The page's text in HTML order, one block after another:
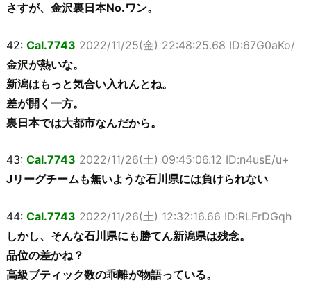
さすが、金沢裏日本No.ワン。
42: Cal.7743 2022/11/25(金) 22:48:25.68 ID:67G0aKo/
金沢が熱いな。
新潟はもっと気合い入れんとね。
差が開く一方。
裏日本では大都市なんだから。
43: Cal.7743 2022/11/26(土) 09:45:06.12 ID:n4usE/u+
Jリーグチームも無いような石川県には負けられない
44: Cal.7743 2022/11/26(土) 12:32:16.66 ID:RLFrDGqh
しかし、そんな石川県にも勝てん新潟県は残念。
品位の差かね？
高級ブティック数の乖離が物語っている。